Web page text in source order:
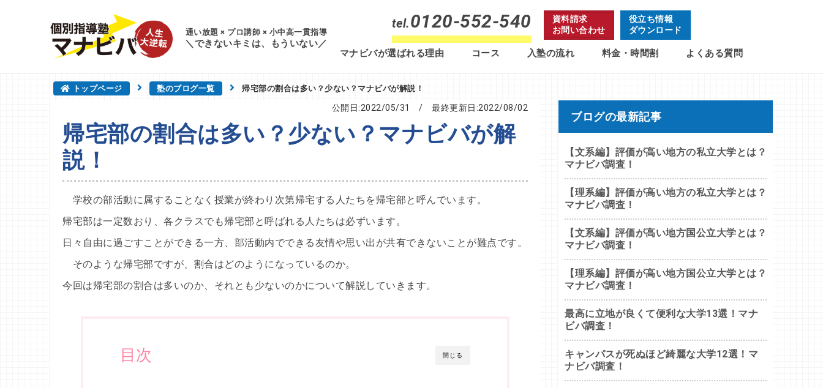
通い放題 × プロ講師 × 小中高一貫指導
＼できないキミは、もういない／
tel.0120-552-540
資料請求
お問い合わせ
役立ち情報
ダウンロード
マナビバが選ばれる理由 コース 入塾の流れ 料金・時間割 よくある質問
トップページ 塾のブログ一覧 帰宅部の割合は多い？少ない？マナビバが解説！
公開日:2022/05/31 / 最終更新日:2022/08/02
帰宅部の割合は多い？少ない？マナビバが解
説！
学校の部活動に属することなく授業が終わり次第帰宅する人たちを帰宅部と呼んでいます。
帰宅部は一定数おり、各クラスでも帰宅部と呼ばれる人たちは必ずいます。
日々自由に過ごすことができる一方、部活動内でできる友情や思い出が共有できないことが難点です。
そのような帰宅部ですが、割合はどのようになっているのか。
今回は帰宅部の割合は多いのか、それとも少ないのかについて解説していきます。
閉じる
目次
ブログの最新記事
【文系編】評価が高い地方の私立大学とは？
マナビバ調査！
【理系編】評価が高い地方の私立大学とは？
マナビバ調査！
【文系編】評価が高い地方国公立大学とは？
マナビバ調査！
【理系編】評価が高い地方国公立大学とは？
マナビバ調査！
最高に立地が良くて便利な大学13選！マナ
ビバ調査！
キャンパスが死ぬほど綺麗な大学12選！マ
ナビバ調査！